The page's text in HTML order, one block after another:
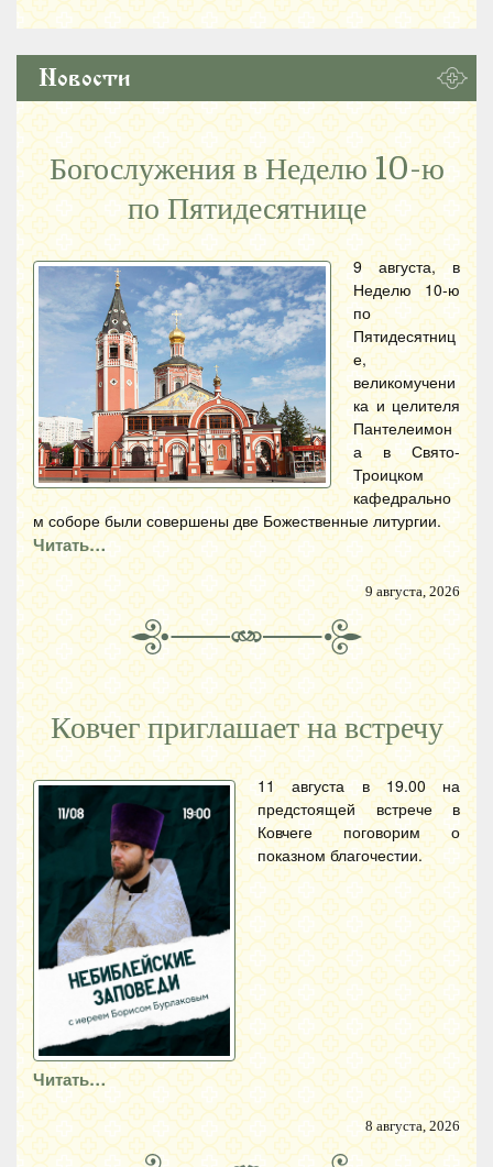
Новости
Богослужения в Неделю 10-ю
по Пятидесятнице
9 августа, в
Неделю 10-ю
по
Пятидесятниц
е,
великомучени
ка и целителя
Пантелеимон
а в Свято-
Троицком
кафедрально
м соборе были совершены две Божественные литургии.
Читать…
9 августа, 2026
Ковчег приглашает на встречу
11 августа в 19.00 на
предстоящей встрече в
Ковчеге поговорим о
показном благочестии.
Читать…
8 августа, 2026